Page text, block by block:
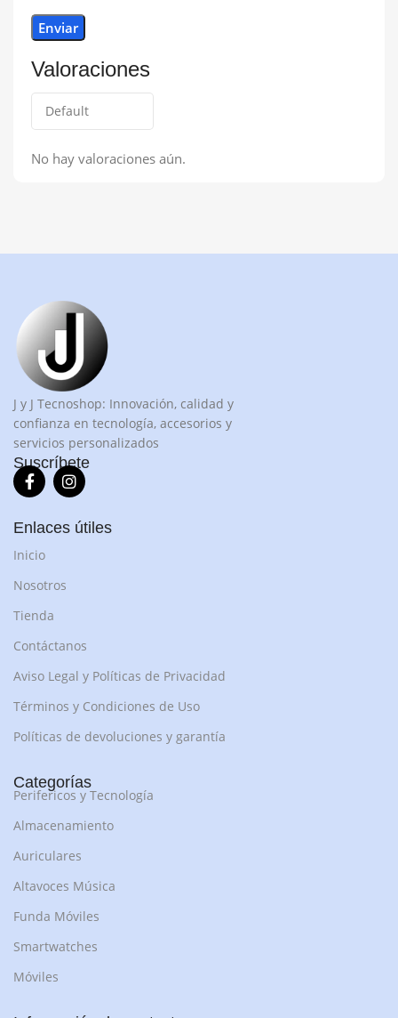
Valoraciones
No hay valoraciones aún.
J y J Tecnoshop: Innovación, calidad y
confianza en tecnología, accesorios y
servicios personalizados
Suscríbete
Enlaces útiles
Inicio
Nosotros
Tienda
Contáctanos
Aviso Legal y Políticas de Privacidad
Términos y Condiciones de Uso
Políticas de devoluciones y garantía
Categorías
Perifericos y Tecnología
Almacenamiento
Auriculares
Altavoces Música
Funda Móviles
Smartwatches
Móviles